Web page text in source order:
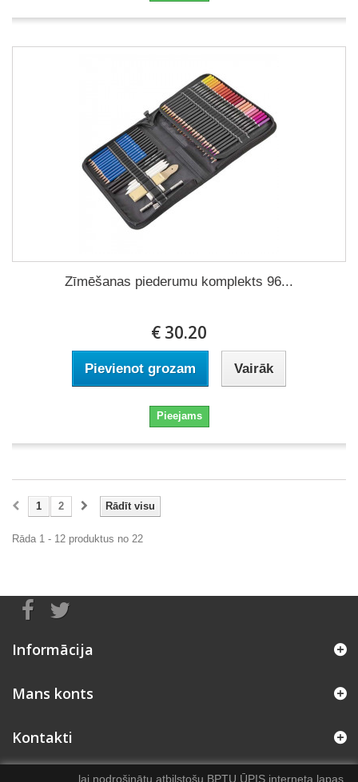
lai nodrošinātu atbilstošu BPTU ŪPIS interneta lapas
Zīmēšanas piederumu komplekts 96...
€ 30.20
Pievienot grozam Vairāk
Pieejams
Rādīt visu
1 2
Rāda 1 - 12 produktus no 22
Informācija
Mans konts
Kontakti